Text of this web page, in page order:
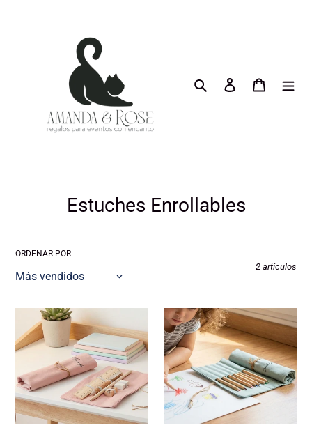
Buscar Ingresar Carrito
C
l
e
c
i
ó
n
:
Estuches Enrollables
ORDENAR POR
2 artículos
Estuche
Enrollable
Personalizable.
Con
kit
de
Mini
Estuche
Enrollable
Lino
Personalizable.
Con
lápices
de